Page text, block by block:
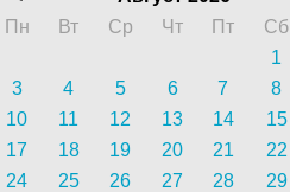
Пн
Вт Ср Чт Пт Сб
1
3
4 5 6 7 8
10
11 12 13 14 15
17
18 19 20 21 22
24
25 26 27 28 29